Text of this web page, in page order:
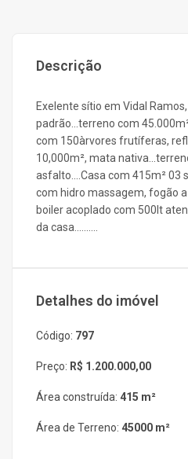
Descrição
Exelente sítio em Vidal
padrão...terreno com
com 150àrvores frutíferas,
10,000m², mata
asfalto....Casa com 415m² 03
com hidro massagem, fogão
boiler acoplado com 500lt
da casa..........
Detalhes do imóvel
Código: 797
Preço: R$ 1.200.000,00
Área construída: 415 m²
Área de Terreno: 45000 m²